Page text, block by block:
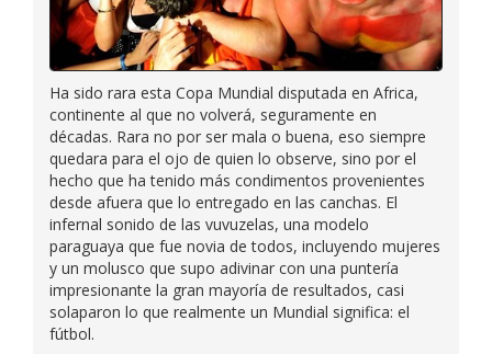
Ha sido rara esta Copa Mundial disputada en Africa,
continente al que no volverá, seguramente en
décadas. Rara no por ser mala o buena, eso siempre
quedara para el ojo de quien lo observe, sino por el
hecho que ha tenido más condimentos provenientes
desde afuera que lo entregado en las canchas. El
infernal sonido de las vuvuzelas, una modelo
paraguaya que fue novia de todos, incluyendo mujeres
y un molusco que supo adivinar con una puntería
impresionante la gran mayoría de resultados, casi
solaparon lo que realmente un Mundial significa: el
fútbol.